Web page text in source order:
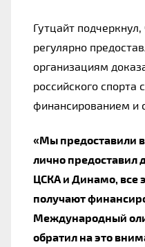
Гутцайт
регулярно
организациям
российского спорта
финансированием и
«Мы предоставили
лично предоставил
ЦСКА и Динамо, все
получают
Международный
обратил на это